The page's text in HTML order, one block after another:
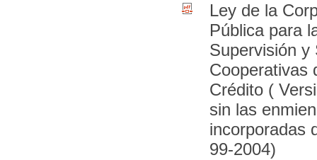
Ley de la
Pública para
Supervisión y
Cooperativas
Crédito (
sin las
incorporadas
99-2004)